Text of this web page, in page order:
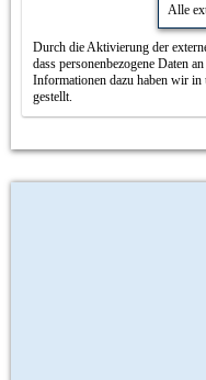
Alle
Durch die Aktivierung der
dass personenbezogene Daten
Informationen dazu haben wir
gestellt.